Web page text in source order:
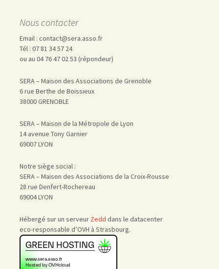
Nous contacter
Email : contact@sera.asso.fr
Tél : 07 81 34 57 24
ou au 04 76 47 02 53 (répondeur)
SERA – Maison des Associations de Grenoble
6 rue Berthe de Boissieux
38000 GRENOBLE
SERA – Maison de la Métropole de Lyon
14 avenue Tony Garnier
69007 LYON
Notre siège social :
SERA – Maison des Associations de la Croix-Rousse
28 rue Denfert-Rochereau
69004 LYON
Hébergé sur un serveur Zedd dans le datacenter
eco-responsable d’OVH à Strasbourg.